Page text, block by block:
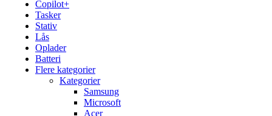
Copilot+
Tasker
Stativ
Lås
Oplader
Batteri
Flere kategorier
Kategorier
Samsung
Microsoft
Acer